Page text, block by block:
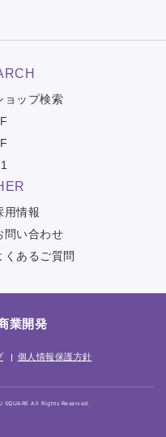
ョップ検索
用情報
問い合わせ
くあるご質問
業開発
個人情報保護方針
All Rights Reserved.